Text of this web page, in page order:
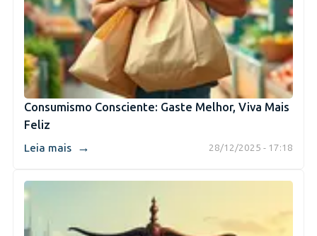
Consumismo Consciente: Gaste Melhor, Viva Mais
Feliz
28/12/2025 - 17:18
Leia mais →